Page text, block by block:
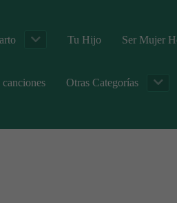
Tu Hijo Ser Mujer
Otras Categorías